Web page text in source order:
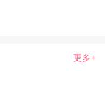
更多+